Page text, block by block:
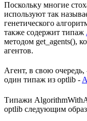
Поскольку многие
используют так
генетического
также содержит типаж
методом get_agents(),
агентов.
Агент, в свою очередь,
один типаж из optlib -
Типажи
optlib следующим